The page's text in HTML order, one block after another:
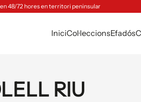
48/72 hores en territori peninsular
IniciCol·leccionsEfadós
RIU